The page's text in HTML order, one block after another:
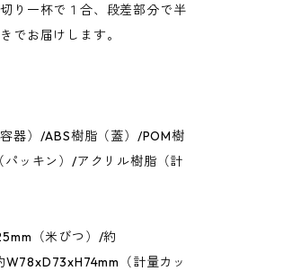
り一杯で１合、段差部分で半
でお届けします。
器）/ABS樹脂（蓋）/POM樹
ッキン）/アクリル樹脂（計
（米びつ）/約
（計量カッ